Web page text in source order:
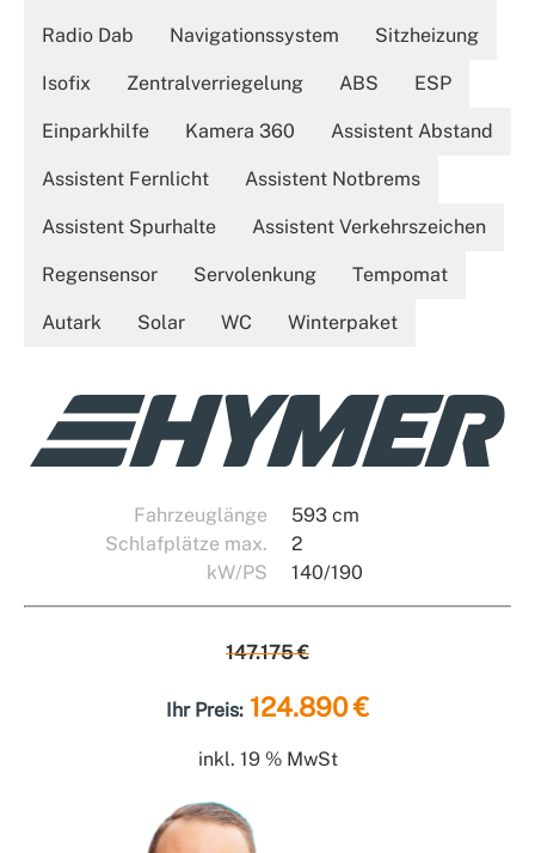
Radio Dab Navigationssystem Sitzheizung
Isofix Zentralverriegelung ABS ESP
Einparkhilfe Kamera 360 Assistent Abstand
Assistent Fernlicht Assistent Notbrems
Assistent Spurhalte Assistent Verkehrszeichen
Regensensor Servolenkung Tempomat
Autark Solar WC Winterpaket
Fahrzeuglänge
593 cm
Schlafplätze max.
2
kW/PS
140/190
147.175 €
Ihr Preis: 124.890 €
inkl. 19 % MwSt